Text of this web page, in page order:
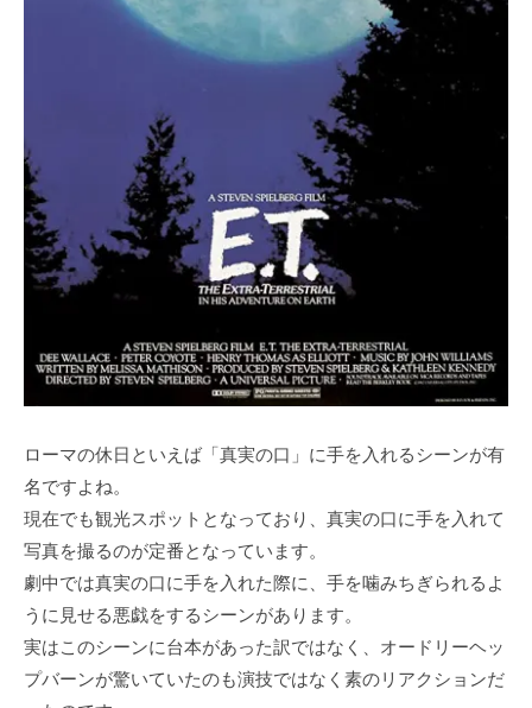
ローマの休日といえば「真実の口」に手を入れるシーンが有
名ですよね。
現在でも観光スポットとなっており、真実の口に手を入れて
写真を撮るのが定番となっています。
劇中では真実の口に手を入れた際に、手を噛みちぎられるよ
うに見せる悪戯をするシーンがあります。
実はこのシーンに台本があった訳ではなく、オードリーヘッ
プバーンが驚いていたのも演技ではなく素のリアクションだ